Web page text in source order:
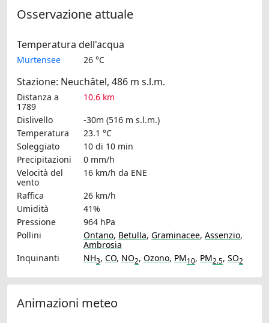
Osservazione attuale
Temperatura dell'acqua
Murtensee 26 °C
Stazione: Neuchâtel, 486 m s.l.m.
Distanza a
1789
10.6 km
Dislivello
-30m (516 m s.l.m.)
Temperatura
23.1 °C
Soleggiato
10 di 10 min
Precipitazioni
0 mm/h
Velocità del
vento
16 km/h da ENE
Raffica
26 km/h
Umidità
41%
Pressione
964 hPa
Pollini
Ontano, Betulla, Graminacee, Assenzio,
Ambrosia
Inquinanti
NH3, CO, NO2, Ozono, PM10, PM2.5, SO2
Animazioni meteo